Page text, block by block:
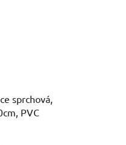
sprchová,
PVC